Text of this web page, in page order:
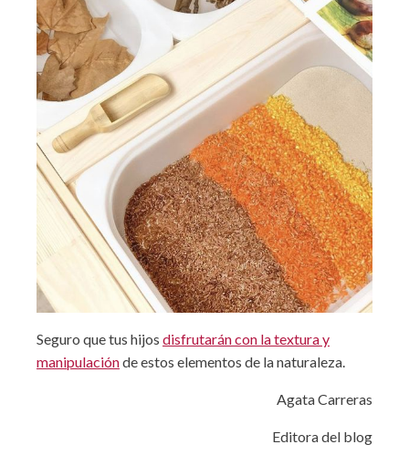
Seguro que tus hijos disfrutarán con la textura y
manipulaciónde estos elementos de la naturaleza.
Agata Carreras
Editora del blog